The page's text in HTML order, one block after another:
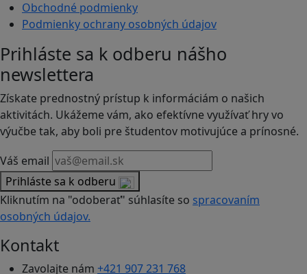
Obchodné podmienky
Podmienky ochrany osobných údajov
Prihláste sa k odberu nášho
newslettera
Získate prednostný prístup k informáciám o našich
aktivitách. Ukážeme vám, ako efektívne využívať hry vo
výučbe tak, aby boli pre študentov motivujúce a prínosné.
Váš email
Prihláste sa k odberu
Kliknutím na "odoberať" súhlasíte so spracovaním
osobných údajov.
Kontakt
Zavolajte nám +421 907 231 768